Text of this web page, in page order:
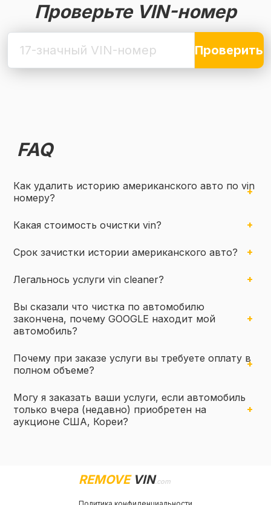
Проверьте VIN-номер
Проверить
FAQ
Как удалить историю американского авто по vin
номеру?
Какая стоимость очистки vin?
Срок зачистки истории американского авто?
Легальнось услуги vin cleaner?
Вы сказали что чистка по автомобилю
закончена, почему GOOGLE находит мой
автомобиль?
Почему при заказе услуги вы требуете оплату в
полном объеме?
Могу я заказать ваши услуги, если автомобиль
только вчера (недавно) приобретен на
аукционе США, Кореи?
REMOVEVIN.com